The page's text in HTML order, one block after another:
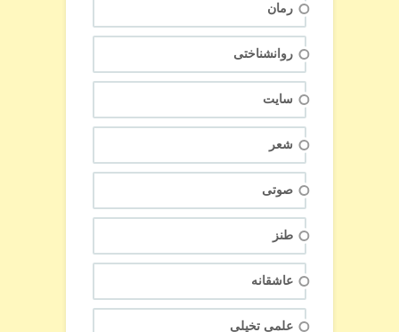
رمان
روانشناختی
سایت
شعر
صوتی
طنز
عاشقانه
علمی تخیلی